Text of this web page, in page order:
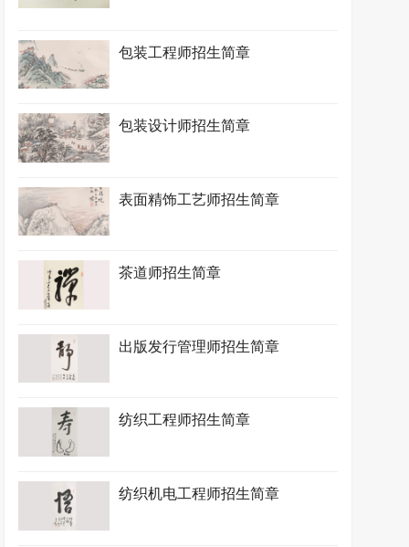
包装工程师招生简章
包装设计师招生简章
表面精饰工艺师招生简章
茶道师招生简章
出版发行管理师招生简章
纺织工程师招生简章
纺织机电工程师招生简章